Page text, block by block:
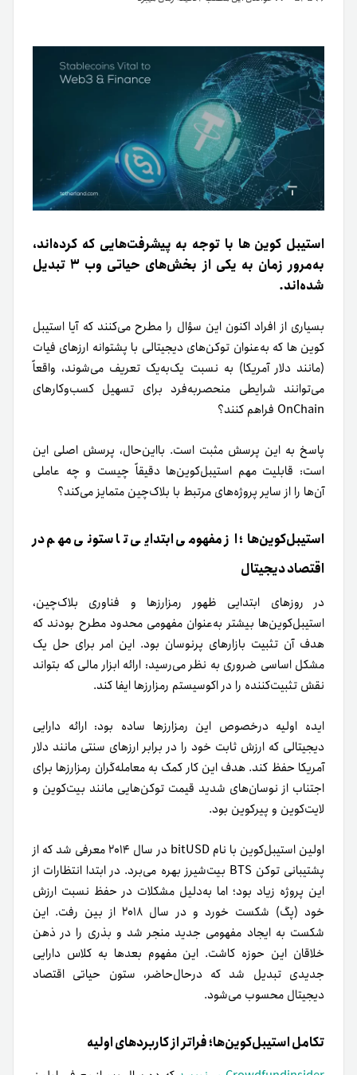
استیبل کوین ها با توجه به پیشرفت‌هایی که کرده‌اند،
به‌مرور زمان به یکی از بخش‌های حیاتی وب ۳ تبدیل
شده‌اند.
بسیاری از افراد اکنون این سؤال را مطرح می‌کنند که آیا استیبل
کوین ها که به‌عنوان توکن‌های دیجیتالی با پشتوانه ارزهای فیات
(مانند دلار آمریکا) به نسبت یک‌به‌یک تعریف می‌شوند، واقعاً
می‌توانند شرایطی منحصربه‌فرد برای تسهیل کسب‌وکارهای
OnChain فراهم کنند؟
پاسخ به این پرسش مثبت است. بااین‌حال، پرسش اصلی این
است: قابلیت مهم استیبل‌کوین‌ها دقیقاً چیست و چه عاملی
آن‌ها را از سایر پروژه‌های مرتبط با بلاک‌چین متمایز می‌کند؟
استیبل‌کوین‌ها؛ از مفهومی ابتدایی تا ستونی مهم در
اقتصاد دیجیتال
در روزهای ابتدایی ظهور رمزارزها و فناوری بلاک‌چین،
استیبل‌کوین‌ها بیشتر به‌عنوان مفهومی محدود مطرح بودند که
هدف آن تثبیت بازارهای پرنوسان بود. این امر برای حل یک
مشکل اساسی ضروری به نظر می‌رسید: ارائه ابزار مالی که بتواند
نقش تثبیت‌کننده را در اکوسیستم رمزارزها ایفا کند.
ایده اولیه درخصوص این رمزارزها ساده بود: ارائه دارایی
دیجیتالی که ارزش ثابت خود را در برابر ارزهای سنتی مانند دلار
آمریکا حفظ کند. هدف این کار کمک به معامله‌گران رمزارزها برای
اجتناب از نوسان‌های شدید قیمت توکن‌هایی مانند بیت‌کوین و
لایت‌کوین و پیرکوین بود.
اولین استیبل‌کوین با نام bitUSD در سال ۲۰۱۴ معرفی شد که از
پشتیبانی توکن BTS بیت‌شیرز بهره می‌برد. در ابتدا انتظارات از
این پروژه زیاد بود؛ اما به‌دلیل مشکلات در حفظ نسبت ارزش
خود (پگ) شکست خورد و در سال ۲۰۱۸ از بین رفت. این
شکست به ایجاد مفهومی جدید منجر شد و بذری را در ذهن
خلاقان این حوزه کاشت. این مفهوم بعدها به کلاس دارایی
جدیدی تبدیل شد که در‌حال‌حاضر، ستون حیاتی اقتصاد
دیجیتال محسوب می‌شود.
تکامل استیبل‌کوین‌ها؛ فراتر از کاربردهای اولیه